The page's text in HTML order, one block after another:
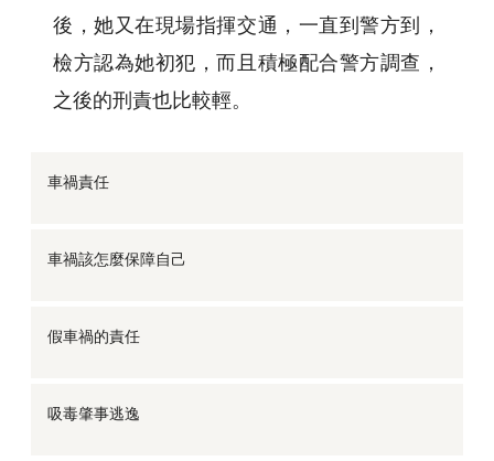
後，她又在現場指揮交通，一直到警方到，
檢方認為她初犯，而且積極配合警方調查，
之後的刑責也比較輕。
車禍責任
車禍該怎麼保障自己
假車禍的責任
吸毒肇事逃逸